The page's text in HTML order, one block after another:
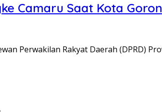
Camaru Saat Kota
Perwakilan Rakyat Daerah (DPRD)